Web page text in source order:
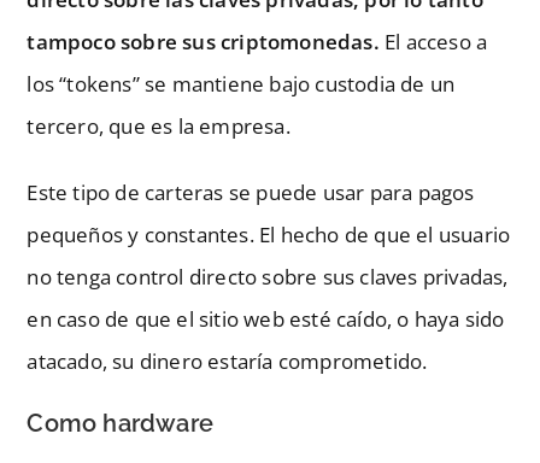
tampoco sobre sus criptomonedas. El acceso a
los “tokens” se mantiene bajo custodia de un
tercero, que es la empresa.
Este tipo de carteras se puede usar para pagos
pequeños y constantes. El hecho de que el usuario
no tenga control directo sobre sus claves privadas,
en caso de que el sitio web esté caído, o haya sido
atacado, su dinero estaría comprometido.
Como hardware